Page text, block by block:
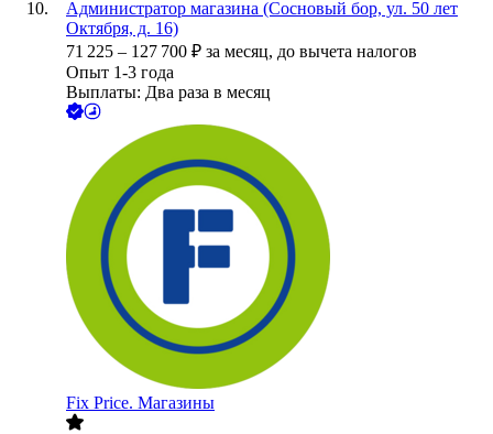
Администратор магазина (Сосновый бор, ул. 50 лет
Октября, д. 16)
71 225 – 127 700 ₽ за месяц, до вычета налогов
Опыт 1-3 года
Выплаты: Два раза в месяц
Fix Price. Магазины